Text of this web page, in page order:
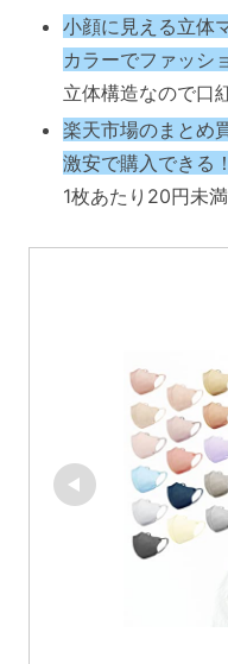
小顔に見える立体
カラーでファッシ
立体構造なので口
楽天市場のまとめ
激安で購入できる！
1枚あたり20円未